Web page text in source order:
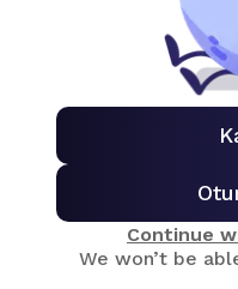
Gıda İsrafı
Continue
We won’t be